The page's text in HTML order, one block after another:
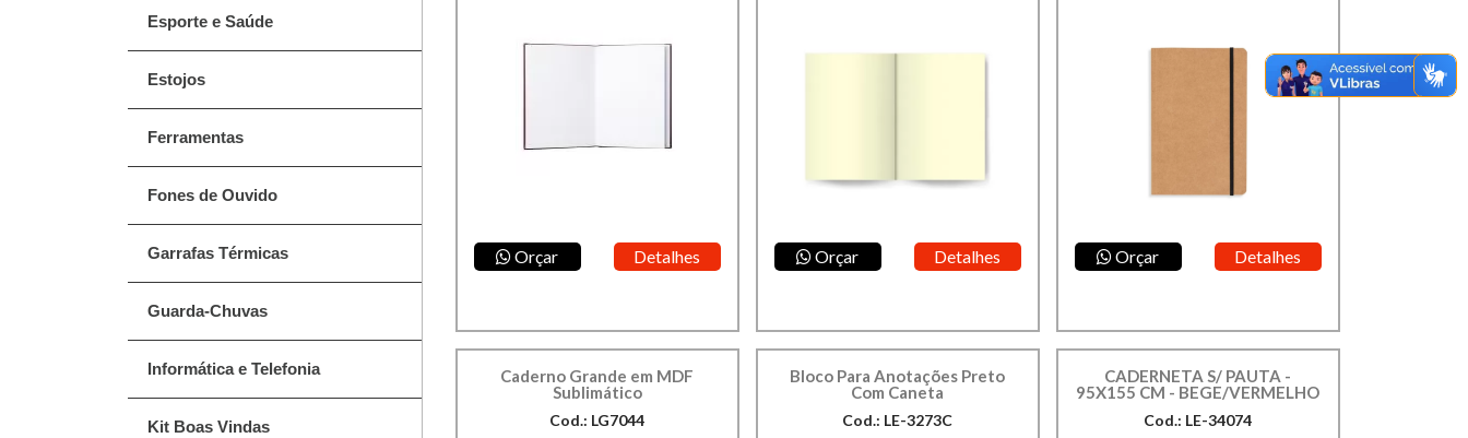
Esporte e Saúde
Estojos
Ferramentas
Fones de Ouvido
Garrafas Térmicas
Guarda-Chuvas
Informática e Telefonia
Kit Boas Vindas
Orçar Detalhes Orçar Detalhes Orçar Detalhes
Caderno Grande em MDF
Sublimático
Cod.: LG7044
Bloco Para Anotações Preto
Com Caneta
Cod.: LE-3273C
CADERNETA S/ PAUTA -
95X155 CM - BEGE/VERMELHO
Cod.: LE-34074